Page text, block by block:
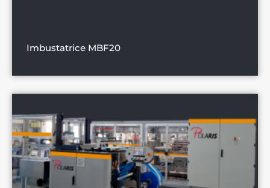
Imbustatrice MBF20